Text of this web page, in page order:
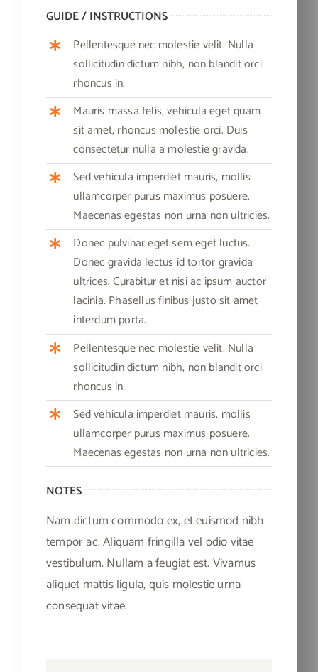
GUIDE / INSTRUCTIONS
Pellentesque nec molestie velit. Nulla
sollicitudin dictum nibh, non blandit orci
rhoncus in.
Mauris massa felis, vehicula eget quam
sit amet, rhoncus molestie orci. Duis
consectetur nulla a molestie gravida.
Sed vehicula imperdiet mauris, mollis
ullamcorper purus maximus posuere.
Maecenas egestas non urna non ultricies.
Donec pulvinar eget sem eget luctus.
Donec gravida lectus id tortor gravida
ultrices. Curabitur et nisi ac ipsum auctor
lacinia. Phasellus finibus justo sit amet
interdum porta.
Pellentesque nec molestie velit. Nulla
sollicitudin dictum nibh, non blandit orci
rhoncus in.
Sed vehicula imperdiet mauris, mollis
ullamcorper purus maximus posuere.
Maecenas egestas non urna non ultricies.
NOTES
Nam dictum commodo ex, et euismod nibh
tempor ac. Aliquam fringilla vel odio vitae
vestibulum. Nullam a feugiat est. Vivamus
aliquet mattis ligula, quis molestie urna
consequat vitae.